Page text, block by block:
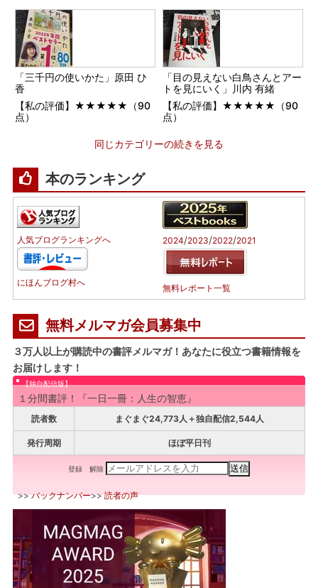
「三千円の使いかた」原田 ひ
香
【私の評価】★★★★★（90
点）
「目の見えない白鳥さんとアー
トを見にいく」川内 有緒
【私の評価】★★★★★（90
点）
同じカテゴリーの続きを見る
本のランキング
人気ブログランキングへ
にほんブログ村へ
2024/2023/2022/2021
無料レポート一覧
無料メルマガ会員募集中
３万人以上が購読中の書評メルマガ！あなたに役立つ書籍情報を
お届けします！
【独自配信版】
１分間書評！『一日一冊：人生の智恵』
読者数 まぐまぐ24,773人＋独自配信2,544人
発行周期 ほぼ平日刊
登録 解除
>>バックナンバー>>読者の声